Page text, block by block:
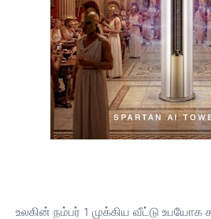
உலகின் நம்பர் 1 முக்கிய வீட்டு